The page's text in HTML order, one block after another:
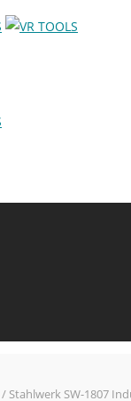
/ Stahlwerk SW-1807